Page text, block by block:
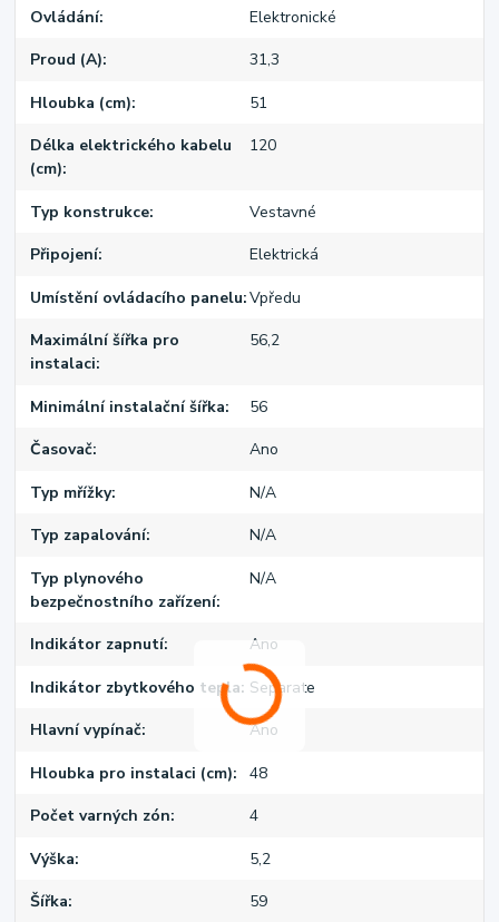
Ovládání Elektronické
Proud (A) 31,3
Hloubka (cm) 51
Délka elektrického kabelu
(cm)
120
Typ konstrukce Vestavné
Připojení Elektrická
Umístění ovládacího panelu Vpředu
Maximální šířka pro
instalaci
56,2
Minimální instalační šířka 56
Časovač Ano
Typ mřížky N/A
Typ zapalování N/A
Typ plynového
bezpečnostního zařízení
N/A
Indikátor zapnutí Ano
Indikátor zbytkového tepla Separate
Hlavní vypínač Ano
Hloubka pro instalaci (cm) 48
Počet varných zón 4
Výška 5,2
Šířka 59